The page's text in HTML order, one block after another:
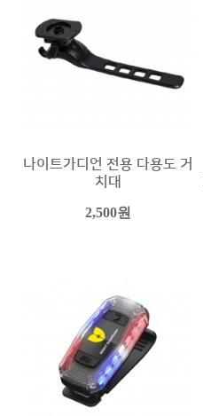
나이트가디언 전용 다용도 거
치대
2,500원